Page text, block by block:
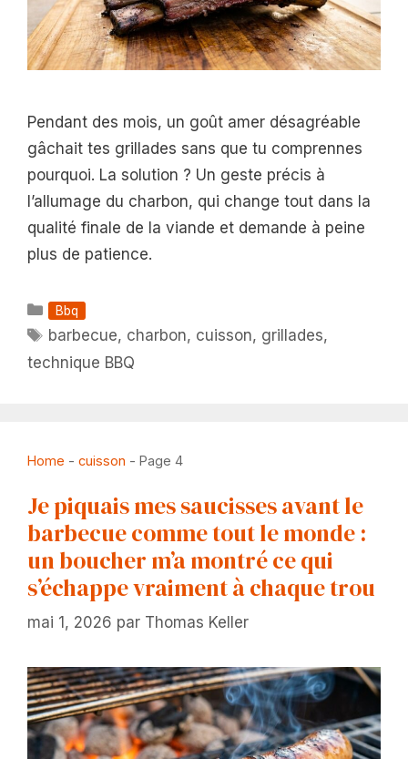
Pendant des mois, un goût amer désagréable
gâchait tes grillades sans que tu comprennes
pourquoi. La solution ? Un geste précis à
l’allumage du charbon, qui change tout dans la
qualité finale de la viande et demande à peine
plus de patience.
Catégories
Bbq
Étiquettes
barbecue, charbon, cuisson, grillades,
technique BBQ
Home - cuisson - Page 4
Je piquais mes saucisses avant le
barbecue comme tout le monde :
un boucher m’a montré ce qui
s’échappe vraiment à chaque trou
mai 1, 2026 par Thomas Keller